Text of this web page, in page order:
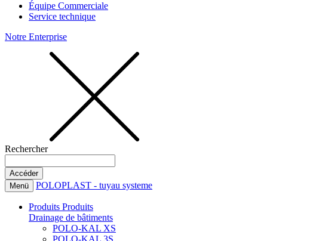
Équipe Commerciale
Service technique
Notre Enterprise
Rechercher
Menü POLOPLAST - tuyau systeme
Produits Produits
Drainage de bâtiments
POLO-KAL XS